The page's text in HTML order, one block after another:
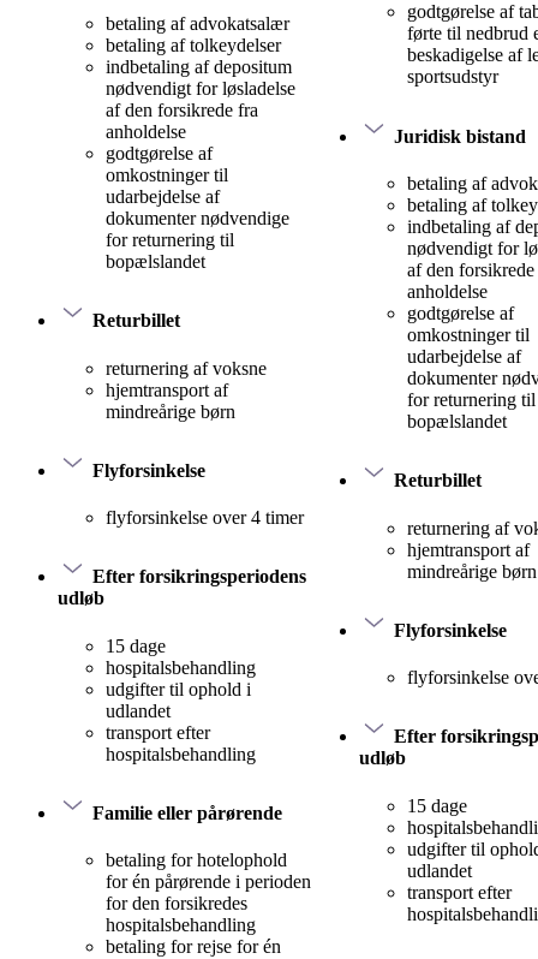
betaling af advokatsalær
betaling af tolkeydelser
indbetaling af depositum
nødvendigt for løsladelse
af den forsikrede fra
anholdelse
godtgørelse af
omkostninger til
udarbejdelse af
dokumenter nødvendige
for returnering til
bopælslandet
Returbillet
returnering af voksne
hjemtransport af
mindreårige børn
Flyforsinkelse
flyforsinkelse over 4 timer
Efter forsikringsperiodens
udløb
15 dage
hospitalsbehandling
udgifter til ophold i
udlandet
transport efter
hospitalsbehandling
Familie eller pårørende
betaling for hotelophold
for én pårørende i perioden
for den forsikredes
hospitalsbehandling
betaling for rejse for én
godtgørelse af
førte til nedbrud
beskadigelse af
sportsudstyr
Juridisk bistand
betaling af
betaling af
indbetaling af
nødvendigt for
af den
anholdelse
godtgørelse af
omkostninger til
udarbejdelse af
dokumenter
for returnering til
bopælslandet
Returbillet
returnering af
hjemtransport af
mindreårige børn
Flyforsinkelse
flyforsinkelse
Efter
udløb
15 dage
udgifter til
udlandet
transport efter